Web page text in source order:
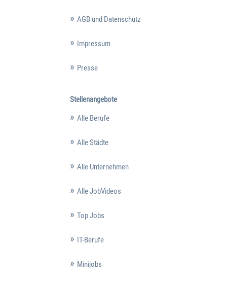
AGB und Datenschutz
Impressum
Presse
Stellenangebote
Alle Berufe
Alle Städte
Alle Unternehmen
Alle JobVideos
Top Jobs
IT-Berufe
Minijobs